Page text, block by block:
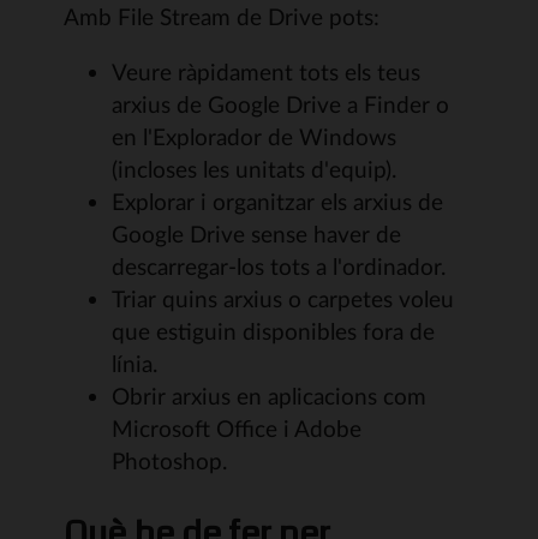
Amb File Stream de Drive pots:
Veure ràpidament tots els teus
arxius de Google Drive a Finder o
en l'Explorador de Windows
(incloses les unitats d'equip).
Explorar i organitzar els arxius de
Google Drive sense haver de
descarregar-los tots a l'ordinador.
Triar quins arxius o carpetes voleu
que estiguin disponibles fora de
línia.
Obrir arxius en aplicacions com
Microsoft Office i Adobe
Photoshop.